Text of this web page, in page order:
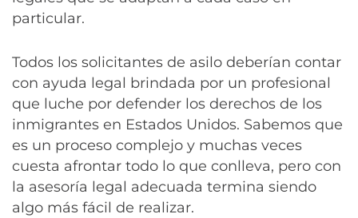
particular.
Todos los solicitantes de asilo deberían contar
con ayuda legal brindada por un profesional
que luche por defender los derechos de los
inmigrantes en Estados Unidos. Sabemos que
es un proceso complejo y muchas veces
cuesta afrontar todo lo que conlleva, pero con
la asesoría legal adecuada termina siendo
algo más fácil de realizar.